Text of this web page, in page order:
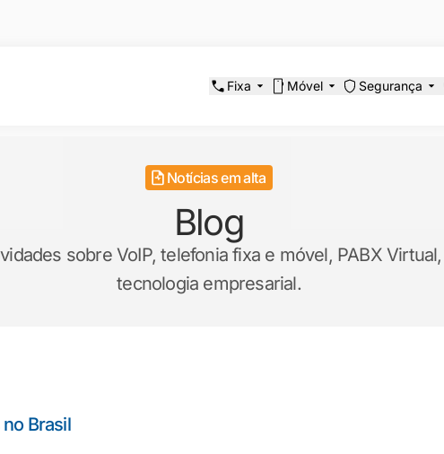
Fixa Móvel Segurança
Notícias em alta
Blog
sobre VoIP, telefonia fixa e móvel, PABX
tecnologia empresarial.
Brasil